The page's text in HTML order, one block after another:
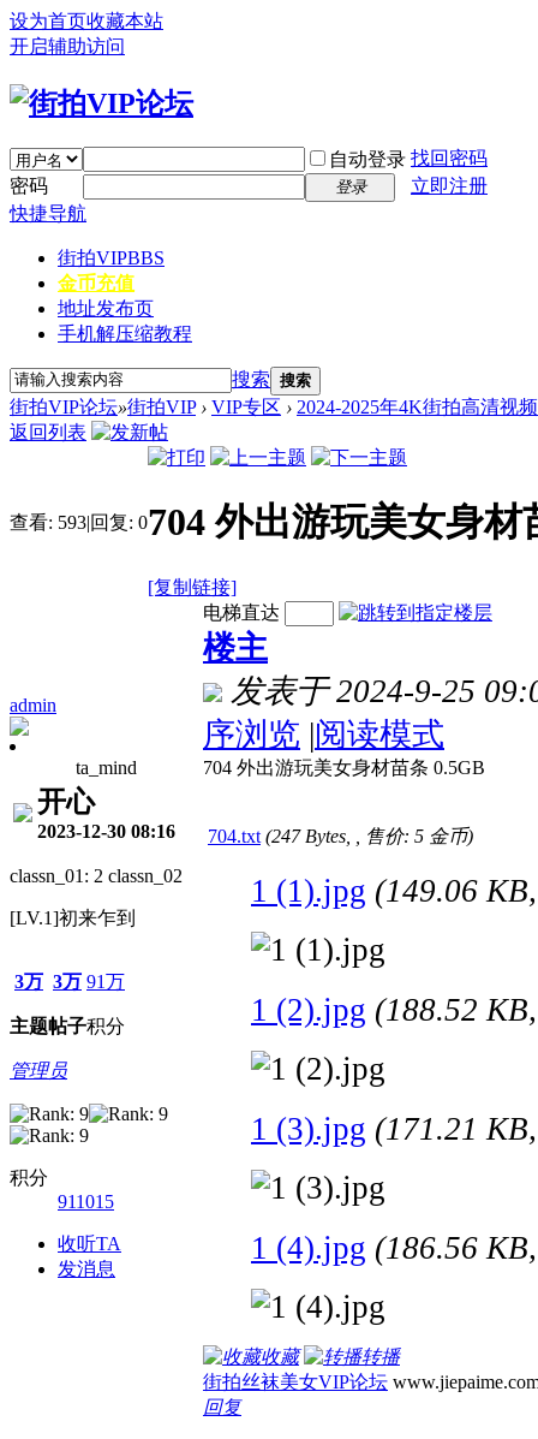
设为首页收藏本站
开启辅助访问
自动登录 找回密码
密码
登录
立即注册
快捷导航
街拍VIPBBS
金币充值
地址发布页
手机解压缩教程
搜索 搜索
街拍VIP论坛»街拍VIP › VIP专区 › 2024-2025年4K街拍高清视
返回列表
查看: 593|回复: 0704 外出游玩美女身材
[复制链接]
admin
ta_mind
开心
2023-12-30 08:16
classn_01: 2 classn_02
[LV.1]初来乍到
3万
主题
3万
帖子
91万
积分
管理员
积分
911015
收听TA
发消息
电梯直达
楼主
发表于 2024-9-25
序浏览 |阅读模式
704 外出游玩美女身材苗条 0.5GB
704.txt (247 Bytes, , 售价: 5 金币)
1 (1).jpg (149.06
1 (2).jpg (188.52
1 (3).jpg (171.21
1 (4).jpg (186.56
收藏
转播
街拍丝袜美女VIP论坛
回复